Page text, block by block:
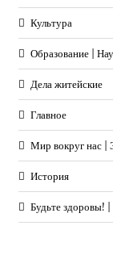
Культура
Образование |
Дела житейские
Главное
Мир вокруг нас |
История
Будьте здоровы!